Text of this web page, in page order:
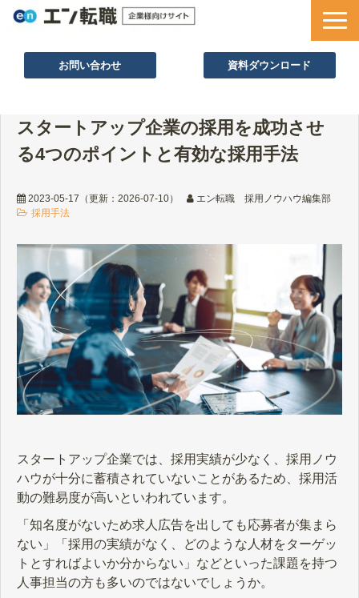
お問い合わせ 資料ダウンロード
採用ノウハウ
採用事例
セミナー情報
スタートアップ企業の採用を成功させ
る4つのポイントと有効な採用手法
2023-05-17 （更新： 2026-07-10）
エン転職 採用ノウハウ編集部
採用手法
スタートアップ企業では、採用実績が少なく、採用ノウ
ハウが十分に蓄積されていないことがあるため、採用活
動の難易度が高いといわれています。
「知名度がないため求人広告を出しても応募者が集まら
ない」「採用の実績がなく、どのような人材をターゲッ
トとすればよいか分からない」などといった課題を持つ
人事担当の方も多いのではないでしょうか。